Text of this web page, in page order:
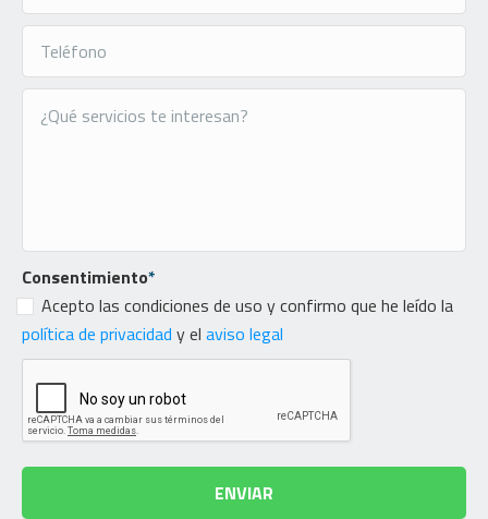
Consentimiento*
Acepto las condiciones de uso y confirmo que he leído la
política de privacidad y el aviso legal